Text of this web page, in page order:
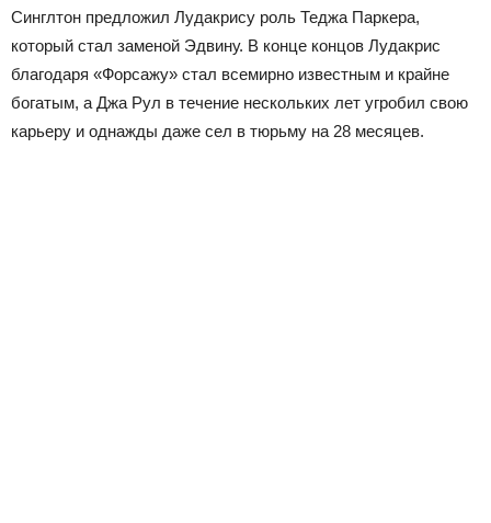
Синглтон предложил Лудакрису роль Теджа Паркера,
который стал заменой Эдвину. В конце концов Лудакрис
благодаря «Форсажу» стал всемирно известным и крайне
богатым, а Джа Рул в течение нескольких лет угробил свою
карьеру и однажды даже сел в тюрьму на 28 месяцев.